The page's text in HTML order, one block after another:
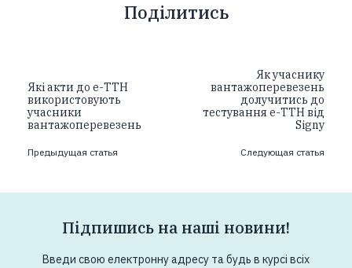
Поділитись
Які акти до е-ТТН
використовують
учасники
вантажоперевезень
Предыдущая статья
Як учаснику
вантажоперевезень
долучитись до
тестування е-ТТН від
Signy
Следующая статья
Підпишись на наші новини!
Введи свою електронну адресу та будь в курсі всіх